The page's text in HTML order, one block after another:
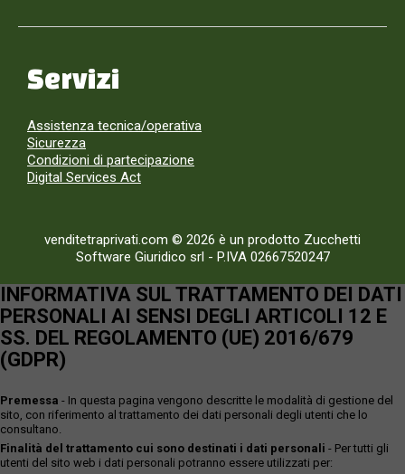
Servizi
Assistenza tecnica/operativa
Sicurezza
Condizioni di partecipazione
Digital Services Act
venditetraprivati.com © 2026 è un prodotto Zucchetti
Software Giuridico srl - P.IVA 02667520247
INFORMATIVA SUL TRATTAMENTO DEI DATI
PERSONALI AI SENSI DEGLI ARTICOLI 12 E
SS. DEL REGOLAMENTO (UE) 2016/679
(GDPR)
Premessa - In questa pagina vengono descritte le modalità di gestione del
sito, con riferimento al trattamento dei dati personali degli utenti che lo
consultano.
Finalità del trattamento cui sono destinati i dati personali - Per tutti gli
utenti del sito web i dati personali potranno essere utilizzati per: